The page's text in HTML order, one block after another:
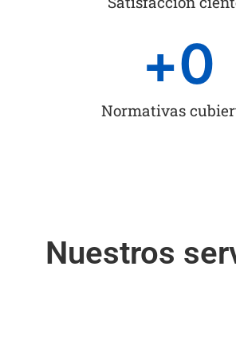
Normativas
+0
Nuestros